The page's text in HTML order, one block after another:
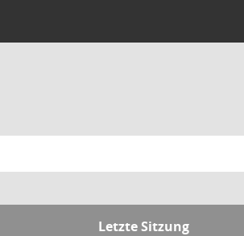
Letzte Sitzung